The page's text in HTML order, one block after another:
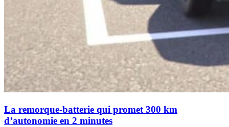
La remorque-batterie qui promet 300 km
d’autonomie en 2 minutes